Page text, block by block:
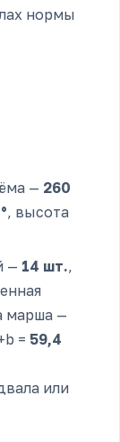
нормы
— 260
, высота
— 14 шт.,
марша —
= 59,4
или